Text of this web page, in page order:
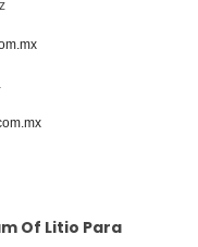
Of Litio Para